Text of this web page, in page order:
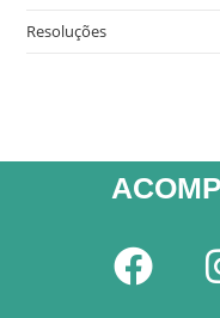
Resoluções